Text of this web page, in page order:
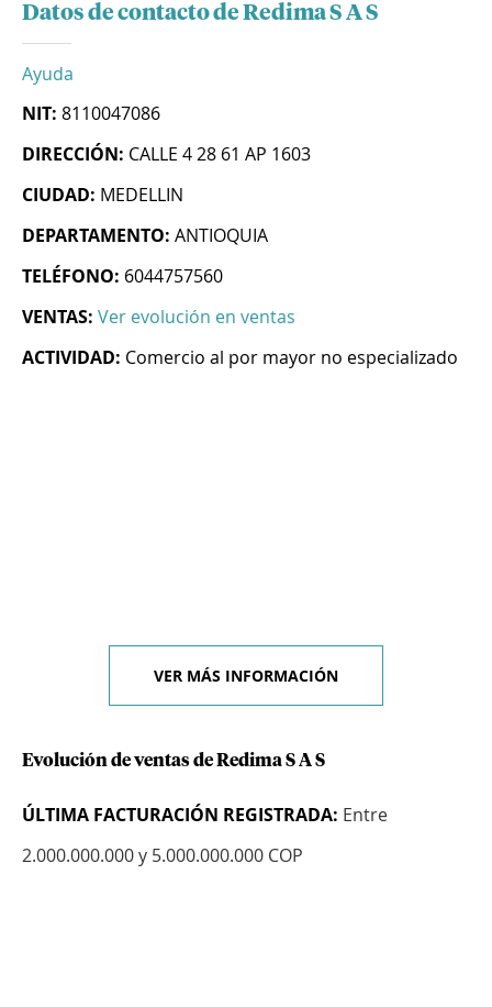
Datos de contacto de Redima S A S
Ayuda
NIT: 8110047086
DIRECCIÓN: CALLE 4 28 61 AP 1603
CIUDAD: MEDELLIN
DEPARTAMENTO: ANTIOQUIA
TELÉFONO: 6044757560
VENTAS: Ver evolución en ventas
ACTIVIDAD: Comercio al por mayor no especializado
VER MÁS INFORMACIÓN
Evolución de ventas de Redima S A S
ÚLTIMA FACTURACIÓN REGISTRADA: Entre
2.000.000.000 y 5.000.000.000 COP